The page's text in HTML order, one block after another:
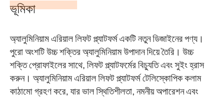
ভূমিকা
অ্যালুমিনিয়াম এরিয়াল লিফট প্ল্যাটফর্ম একটি নতুন ডিজাইনের পণ্য।
পুরো অংশটি উচ্চ শক্তির অ্যালুমিনিয়াম উপাদান দিয়ে তৈরি। উচ্চ
শক্তি প্রোফাইলের সাথে, লিফট প্ল্যাটফর্মের বিচ্যুতি এবং সুইং হ্রাস
করুন। অ্যালুমিনিয়াম এরিয়াল লিফট প্ল্যাটফর্ম টেলিস্কোপিক কলাম
কাঠামো গ্রহণ করে, যার ভাল স্থিতিশীলতা, নমনীয় অপারেশন এবং